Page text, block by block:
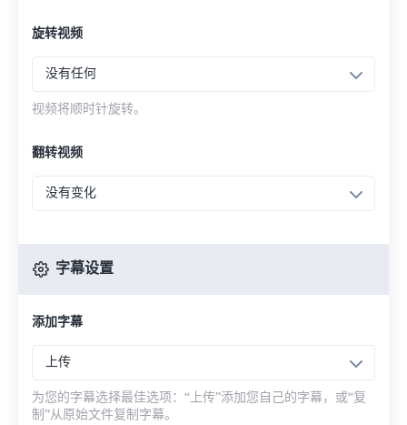
旋转视频
没有任何
视频将顺时针旋转。
翻转视频
没有变化
字幕设置
添加字幕
上传
为您的字幕选择最佳选项：“上传”添加您自己的字幕，或“复
制”从原始文件复制字幕。